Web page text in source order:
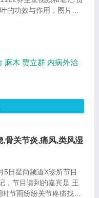
的功效与作用，图片尺
麻木 贾立群 内病外治
骨关节炎,痛风,类风湿
5日星尚频道X诊所节目
，节目请到的嘉宾是 王
节雨纷纷关节疼痛找上